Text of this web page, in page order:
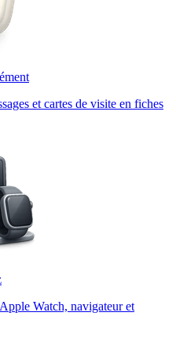
et cartes de visite en fiches
Watch, navigateur et